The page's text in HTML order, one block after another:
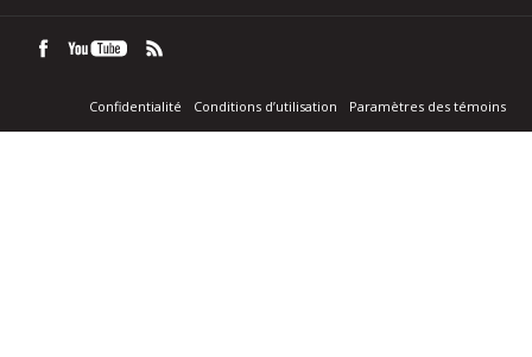
Confidentialité Conditions d’utilisation Paramètres des témoins